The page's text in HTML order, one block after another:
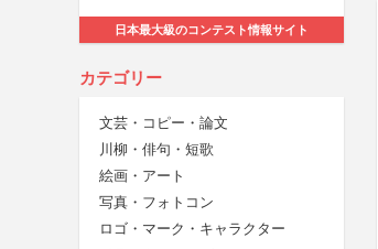
日本最大級のコンテスト情報サイト
カテゴリー
文芸・コピー・論文
川柳・俳句・短歌
絵画・アート
写真・フォトコン
ロゴ・マーク・キャラクター